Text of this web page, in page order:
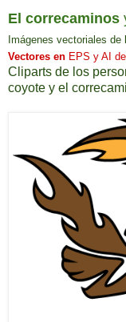
El correcaminos
Imágenes vectoriales de
Vectores en EPS y AI de
Cliparts de los
coyote y el